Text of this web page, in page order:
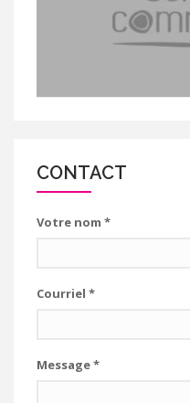
CONTACT
Votre nom *
Courriel *
Message*